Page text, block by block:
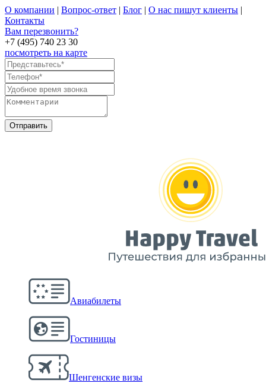
О компании | Вопрос-ответ | Блог | О нас пишут клиенты |
Контакты
Вам перезвонить?
+7 (495) 740 23 30
посмотреть на карте
Авиабилеты
Гостиницы
Шенгенские визы